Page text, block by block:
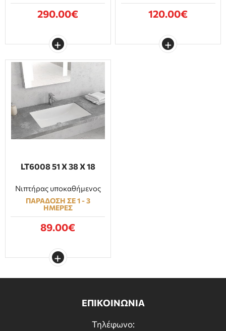
290.00€ 120.00€
LT6008 51 Χ 38 Χ 18
Νιπτήρας υποκαθήμενος
ΠΑΡΑΔΟΣΗ ΣΕ 1 - 3
ΗΜΕΡΕΣ
89.00€
ΕΠΙΚΟΙΝΩΝΙΑ
Τηλέφωνο: